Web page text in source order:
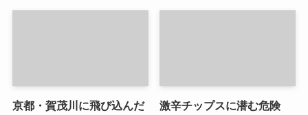
京都・賀茂川に飛び込んだ
激辛チップスに潜む危険